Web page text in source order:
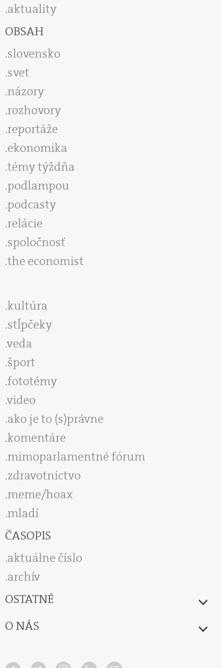
aktuality
OBSAH
slovensko
svet
názory
rozhovory
reportáže
ekonomika
témy týždňa
podlampou
podcasty
relácie
spoločnosť
the economist
kultúra
stĺpčeky
veda
šport
fototémy
video
ako je to (s)právne
komentáre
mimoparlamentné fórum
zdravotníctvo
meme/hoax
mladí
ČASOPIS
aktuálne číslo
archív
OSTATNÉ
O NÁS